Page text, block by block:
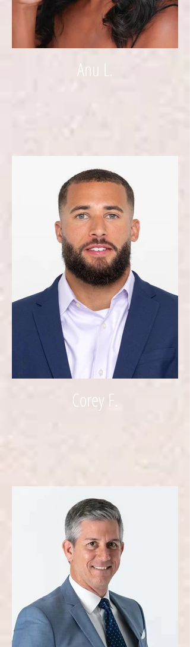
Anu L.
Corey F.